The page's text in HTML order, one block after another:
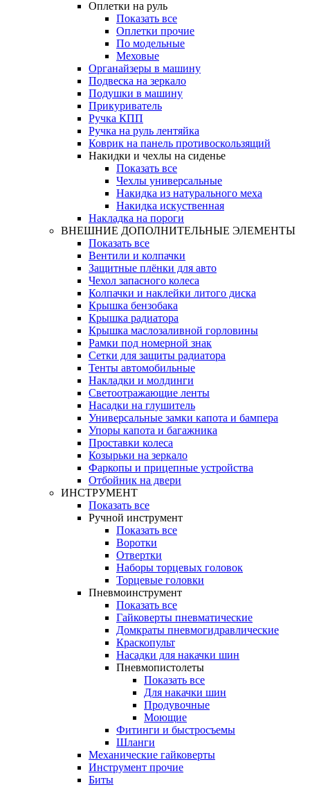
Оплетки на руль
Показать все
Оплетки прочиe
По модельные
Меховые
Органайзеры в машину
Подвеска на зеркало
Подушки в машину
Прикуриватель
Ручка КПП
Ручка на руль лентяйка
Коврик на панель противоскользящий
Накидки и чехлы на сиденье
Показать все
Чехлы универсальные
Накидка из натурального меха
Накидка искуственная
Накладка на пороги
ВНЕШНИЕ ДОПОЛНИТЕЛЬНЫЕ ЭЛЕМЕНТЫ
Показать все
Вентили и колпачки
Защитные плёнки для авто
Чехол запасного колеса
Колпачки и наклейки литого диска
Крышка бензобака
Крышка радиатора
Крышка маслозаливной горловины
Рамки под номерной знак
Сетки для защиты радиатора
Тенты автомобильные
Накладки и молдинги
Светоотражающие ленты
Насадки на глушитель
Универсальные замки капота и бампера
Упоры капота и багажника
Проставки колеса
Козырьки на зеркало
Фаркопы и прицепные устройства
Отбойник на двери
ИНСТРУМЕНТ
Показать все
Ручной инструмент
Показать все
Воротки
Отвертки
Наборы торцевых головок
Торцевые головки
Пневмоинструмент
Показать все
Гайковерты пневматические
Домкраты пневмогидравлические
Краскопульт
Насадки для накачки шин
Пневмопистолеты
Показать все
Для накачки шин
Продувочные
Моющие
Фитинги и быстросъемы
Шланги
Механические гайковерты
Инструмент прочиe
Биты